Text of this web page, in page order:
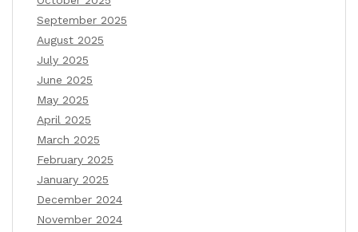
September 2025
August 2025
July 2025
June 2025
May 2025
April 2025
March 2025
February 2025
January 2025
December 2024
November 2024